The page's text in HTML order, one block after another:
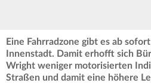
Eine Fahrradzone gibt es ab
Innenstadt. Damit erhofft sich
Wright weniger motorisierten
Straßen und damit eine höhere